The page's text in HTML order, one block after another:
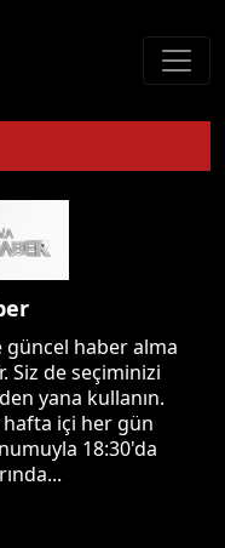
güncel haber alma
Siz de seçiminizi
yana kullanın.
hafta içi her gün
18:30'da